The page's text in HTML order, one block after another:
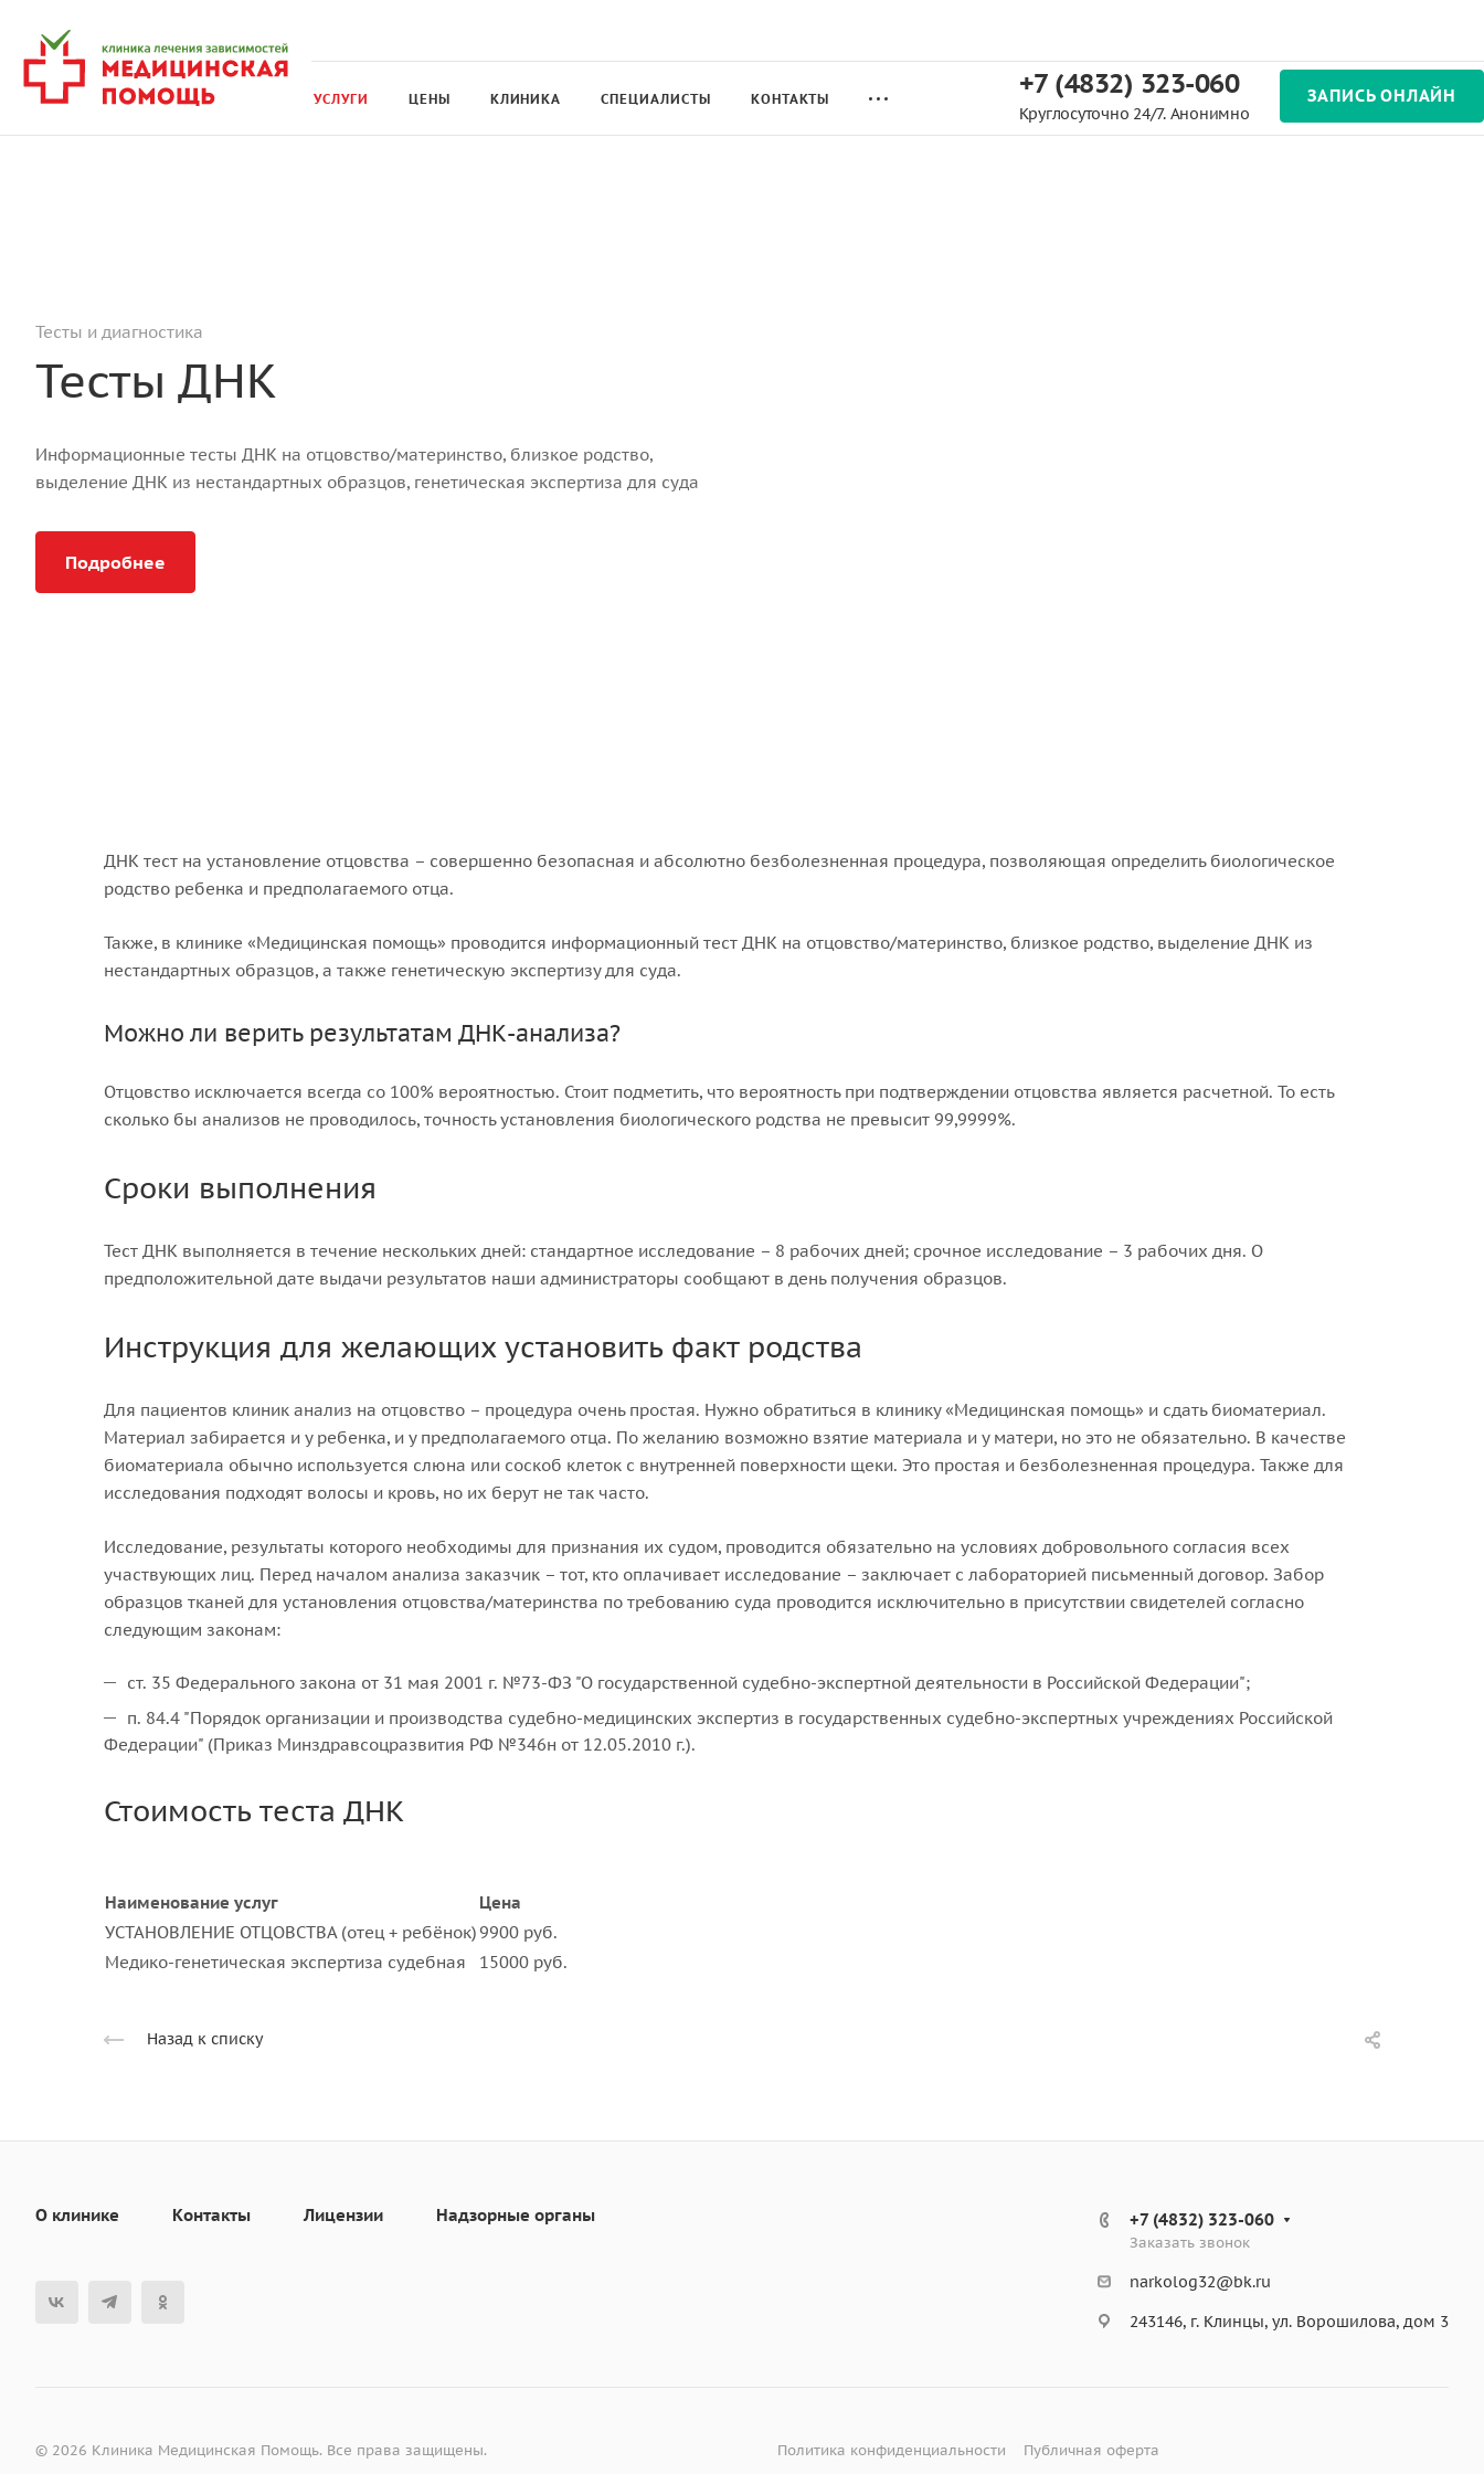
УСЛУГИ ЦЕНЫ КЛИНИКА СПЕЦИАЛИСТЫ КОНТАКТЫ +7 (4832) 323-060
Круглосуточно 24/7. Анонимно
ЗАПИСЬ ОНЛАЙН
Тесты и диагностика
Тесты ДНК
Информационные тесты ДНК на отцовство/материнство, близкое родство,
выделение ДНК из нестандартных образцов, генетическая экспертиза для суда
Подробнее
ДНК тест на установление отцовства – совершенно безопасная и абсолютно безболезненная процедура, позволяющая определить биологическое
родство ребенка и предполагаемого отца.
Также, в клинике «Медицинская помощь» проводится информационный тест ДНК на отцовство/материнство, близкое родство, выделение ДНК из
нестандартных образцов, а также генетическую экспертизу для суда.
Можно ли верить результатам ДНК-анализа?
Отцовство исключается всегда со 100% вероятностью. Стоит подметить, что вероятность при подтверждении отцовства является расчетной. То есть
сколько бы анализов не проводилось, точность установления биологического родства не превысит 99,9999%.
Сроки выполнения
Тест ДНК выполняется в течение нескольких дней: стандартное исследование – 8 рабочих дней; срочное исследование – 3 рабочих дня. О
предположительной дате выдачи результатов наши администраторы сообщают в день получения образцов.
Инструкция для желающих установить факт родства
Для пациентов клиник анализ на отцовство – процедура очень простая. Нужно обратиться в клинику «Медицинская помощь» и сдать биоматериал.
Материал забирается и у ребенка, и у предполагаемого отца. По желанию возможно взятие материала и у матери, но это не обязательно. В качестве
биоматериала обычно используется слюна или соскоб клеток с внутренней поверхности щеки. Это простая и безболезненная процедура. Также для
исследования подходят волосы и кровь, но их берут не так часто.
Исследование, результаты которого необходимы для признания их судом, проводится обязательно на условиях добровольного согласия всех
участвующих лиц. Перед началом анализа заказчик – тот, кто оплачивает исследование – заключает с лабораторией письменный договор. Забор
образцов тканей для установления отцовства/материнства по требованию суда проводится исключительно в присутствии свидетелей согласно
следующим законам:
ст. 35 Федерального закона от 31 мая 2001 г. №73-ФЗ "О государственной судебно-экспертной деятельности в Российской Федерации";
п. 84.4 "Порядок организации и производства судебно-медицинских экспертиз в государственных судебно-экспертных учреждениях Российской
Федерации" (Приказ Минздравсоцразвития РФ №346н от 12.05.2010 г.).
Стоимость теста ДНК
Наименование услуг
Цена
УСТАНОВЛЕНИЕ ОТЦОВСТВА (отец + ребёнок)9900 руб.
Медико-генетическая экспертиза судебная
15000 руб.
Назад к списку
О клинике Контакты Лицензии Надзорные органы +7 (4832) 323-060
Заказать звонок
narkolog32@bk.ru
243146, г. Клинцы, ул. Ворошилова, дом 3
© 2026 Клиника Медицинская Помощь. Все права защищены. Политика конфиденциальности Публичная оферта